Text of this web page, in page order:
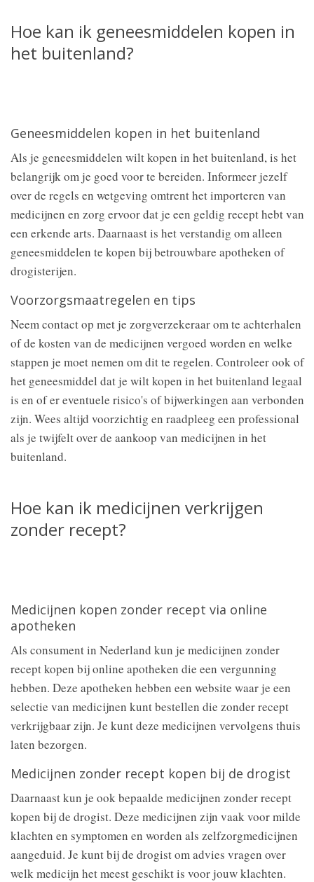
Hoe kan ik geneesmiddelen kopen in
het buitenland?
Geneesmiddelen kopen in het buitenland
Als je geneesmiddelen wilt kopen in het buitenland, is het
belangrijk om je goed voor te bereiden. Informeer jezelf
over de regels en wetgeving omtrent het importeren van
medicijnen en zorg ervoor dat je een geldig recept hebt van
een erkende arts. Daarnaast is het verstandig om alleen
geneesmiddelen te kopen bij betrouwbare apotheken of
drogisterijen.
Voorzorgsmaatregelen en tips
Neem contact op met je zorgverzekeraar om te achterhalen
of de kosten van de medicijnen vergoed worden en welke
stappen je moet nemen om dit te regelen. Controleer ook of
het geneesmiddel dat je wilt kopen in het buitenland legaal
is en of er eventuele risico's of bijwerkingen aan verbonden
zijn. Wees altijd voorzichtig en raadpleeg een professional
als je twijfelt over de aankoop van medicijnen in het
buitenland.
Hoe kan ik medicijnen verkrijgen
zonder recept?
Medicijnen kopen zonder recept via online
apotheken
Als consument in Nederland kun je medicijnen zonder
recept kopen bij online apotheken die een vergunning
hebben. Deze apotheken hebben een website waar je een
selectie van medicijnen kunt bestellen die zonder recept
verkrijgbaar zijn. Je kunt deze medicijnen vervolgens thuis
laten bezorgen.
Medicijnen zonder recept kopen bij de drogist
Daarnaast kun je ook bepaalde medicijnen zonder recept
kopen bij de drogist. Deze medicijnen zijn vaak voor milde
klachten en symptomen en worden als zelfzorgmedicijnen
aangeduid. Je kunt bij de drogist om advies vragen over
welk medicijn het meest geschikt is voor jouw klachten.